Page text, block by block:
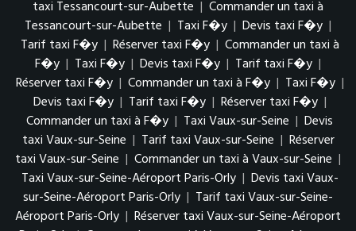
taxi Tessancourt-sur-Aubette | Commander un taxi à
Tessancourt-sur-Aubette | Taxi F�y | Devis taxi F�y |
Tarif taxi F�y | Réserver taxi F�y | Commander un taxi à
F�y | Taxi F�y | Devis taxi F�y | Tarif taxi F�y |
Réserver taxi F�y | Commander un taxi à F�y | Taxi F�y |
Devis taxi F�y | Tarif taxi F�y | Réserver taxi F�y |
Commander un taxi à F�y | Taxi Vaux-sur-Seine | Devis
taxi Vaux-sur-Seine | Tarif taxi Vaux-sur-Seine | Réserver
taxi Vaux-sur-Seine | Commander un taxi à Vaux-sur-Seine |
Taxi Vaux-sur-Seine-Aéroport Paris-Orly | Devis taxi Vaux-
sur-Seine-Aéroport Paris-Orly | Tarif taxi Vaux-sur-Seine-
Aéroport Paris-Orly | Réserver taxi Vaux-sur-Seine-Aéroport